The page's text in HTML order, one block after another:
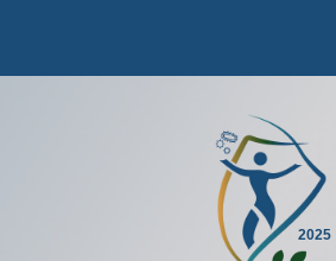
2025